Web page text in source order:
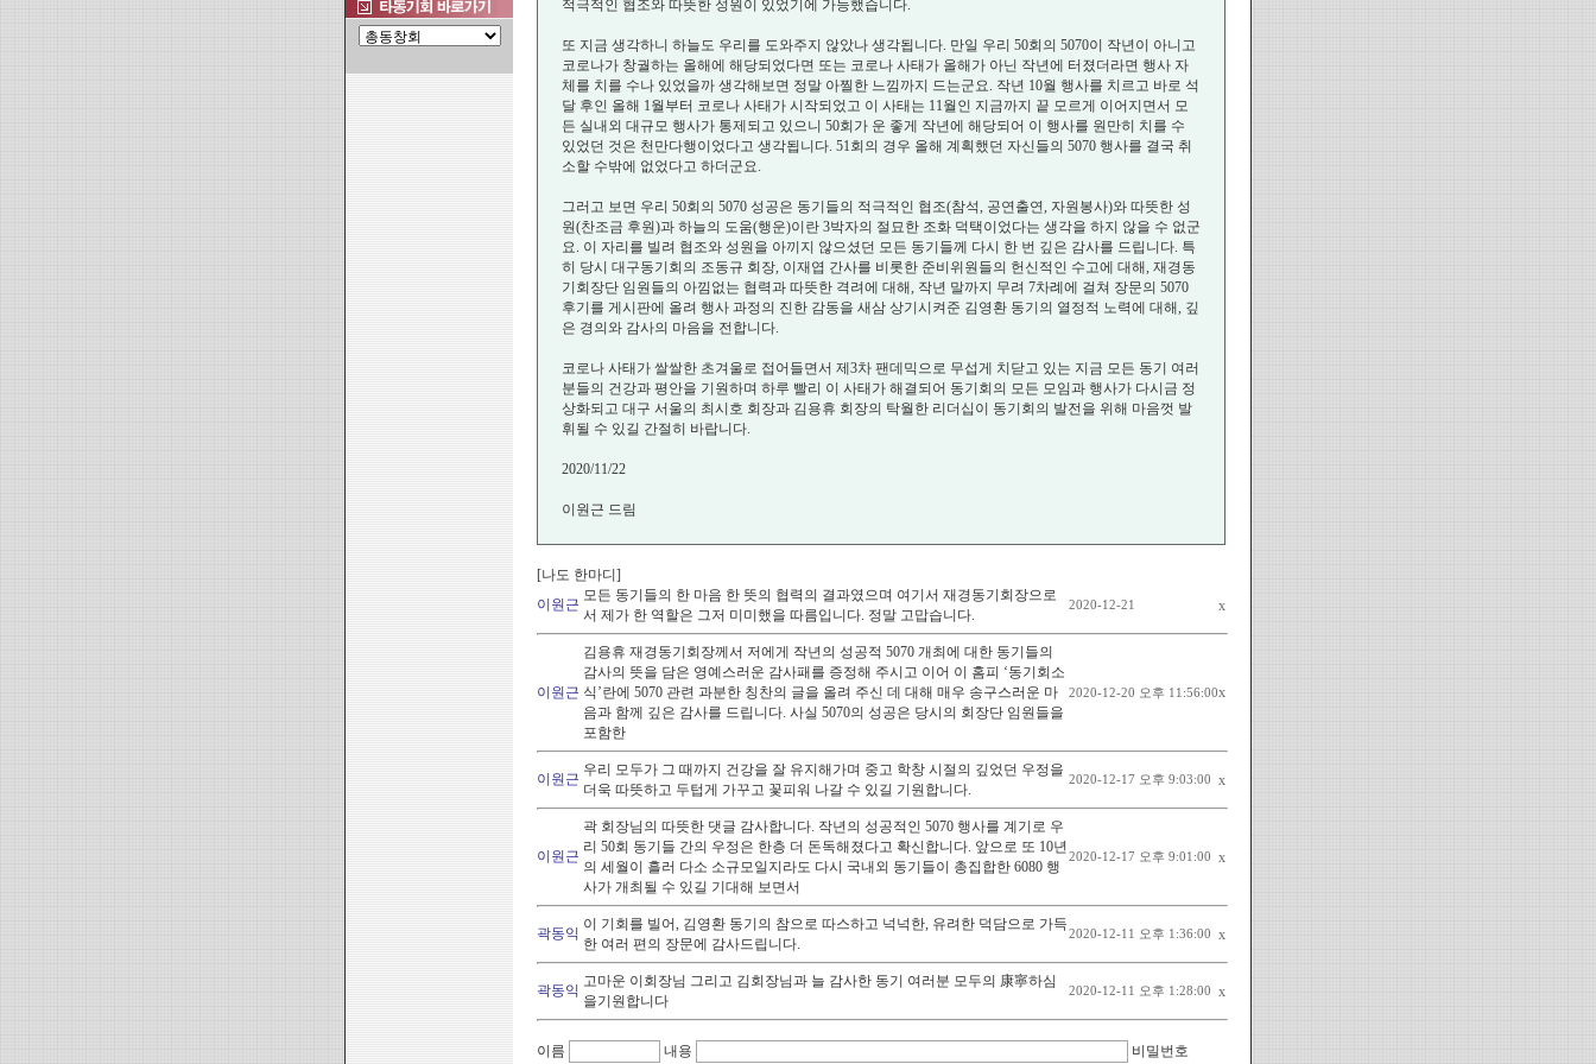
적극적인 협조와 따뜻한 성원이 있었기에 가능했습니다.
또 지금 생각하니 하늘도 우리를 도와주지 않았나 생각됩니다. 만일 우리 50회의 5070이 작년이 아니고
코로나가 창궐하는 올해에 해당되었다면 또는 코로나 사태가 올해가 아닌 작년에 터졌더라면 행사 자
체를 치를 수나 있었을까 생각해보면 정말 아찔한 느낌까지 드는군요. 작년 10월 행사를 치르고 바로 석
달 후인 올해 1월부터 코로나 사태가 시작되었고 이 사태는 11월인 지금까지 끝 모르게 이어지면서 모
든 실내외 대규모 행사가 통제되고 있으니 50회가 운 좋게 작년에 해당되어 이 행사를 원만히 치를 수
있었던 것은 천만다행이었다고 생각됩니다. 51회의 경우 올해 계획했던 자신들의 5070 행사를 결국 취
소할 수밖에 없었다고 하더군요.
그러고 보면 우리 50회의 5070 성공은 동기들의 적극적인 협조(참석, 공연출연, 자원봉사)와 따뜻한 성
원(찬조금 후원)과 하늘의 도움(행운)이란 3박자의 절묘한 조화 덕택이었다는 생각을 하지 않을 수 없군
요. 이 자리를 빌려 협조와 성원을 아끼지 않으셨던 모든 동기들께 다시 한 번 깊은 감사를 드립니다. 특
히 당시 대구동기회의 조동규 회장, 이재엽 간사를 비롯한 준비위원들의 헌신적인 수고에 대해, 재경동
기회장단 임원들의 아낌없는 협력과 따뜻한 격려에 대해, 작년 말까지 무려 7차례에 걸쳐 장문의 5070
후기를 게시판에 올려 행사 과정의 진한 감동을 새삼 상기시켜준 김영환 동기의 열정적 노력에 대해, 깊
은 경의와 감사의 마음을 전합니다.
코로나 사태가 쌀쌀한 초겨울로 접어들면서 제3차 팬데믹으로 무섭게 치닫고 있는 지금 모든 동기 여러
분들의 건강과 평안을 기원하며 하루 빨리 이 사태가 해결되어 동기회의 모든 모임과 행사가 다시금 정
상화되고 대구 서울의 최시호 회장과 김용휴 회장의 탁월한 리더십이 동기회의 발전을 위해 마음껏 발
휘될 수 있길 간절히 바랍니다.
2020/11/22
이원근 드림
[나도 한마디]
이원근
모든 동기들의 한 마음 한 뜻의 협력의 결과였으며 여기서 재경동기회장으로
서 제가 한 역할은 그저 미미했을 따름입니다. 정말 고맙습니다.
2020-12-21 x
이원근
김용휴 재경동기회장께서 저에게 작년의 성공적 5070 개최에 대한 동기들의
감사의 뜻을 담은 영예스러운 감사패를 증정해 주시고 이어 이 홈피 ‘동기회소
식’란에 5070 관련 과분한 칭찬의 글을 올려 주신 데 대해 매우 송구스러운 마
음과 함께 깊은 감사를 드립니다. 사실 5070의 성공은 당시의 회장단 임원들을
포함한
2020-12-20 오후 11:56:00x
이원근
우리 모두가 그 때까지 건강을 잘 유지해가며 중고 학창 시절의 깊었던 우정을
더욱 따뜻하고 두텁게 가꾸고 꽃피워 나갈 수 있길 기원합니다.
2020-12-17 오후 9:03:00 x
이원근
곽 회장님의 따뜻한 댓글 감사합니다. 작년의 성공적인 5070 행사를 계기로 우
리 50회 동기들 간의 우정은 한층 더 돈독해졌다고 확신합니다. 앞으로 또 10년
의 세월이 흘러 다소 소규모일지라도 다시 국내외 동기들이 총집합한 6080 행
사가 개최될 수 있길 기대해 보면서
2020-12-17 오후 9:01:00 x
곽동익
이 기회를 빌어, 김영환 동기의 참으로 따스하고 넉넉한, 유려한 덕담으로 가득
한 여러 편의 장문에 감사드립니다.
2020-12-11 오후 1:36:00 x
곽동익
고마운 이회장님 그리고 김회장님과 늘 감사한 동기 여러분 모두의 康寧하심
을기원합니다
2020-12-11 오후 1:28:00 x
이름 내용 비밀번호